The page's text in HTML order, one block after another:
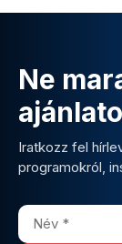
Ne
Iratkozz fel
programokról,